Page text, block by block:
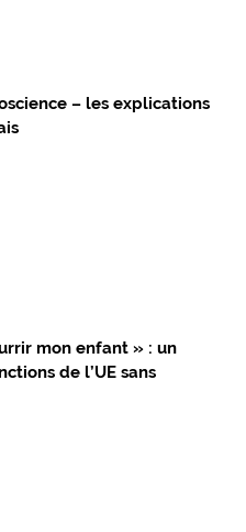
– les explications
mon enfant » : un
de l’UE sans